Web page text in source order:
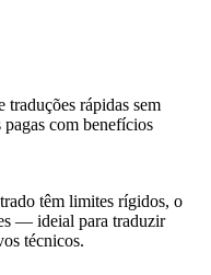
traduções rápidas sem
pagas com benefícios
têm limites rígidos, o
— ideial para traduzir
técnicos.